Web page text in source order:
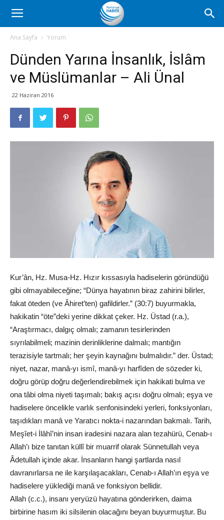
Romanya
Haber
Ana Sayfa Yorum
Dünden Yarına İnsanlık, İslâm
ve Müslümanlar – Ali Ünal
22 Haziran 2016
Kur’ân, Hz. Musa-Hz. Hızır kıssasıyla hadiselerin göründüğü
gibi olmayabileceğine; “Dünya hayatının biraz zahirini bilirler,
fakat öteden (ve Âhiret’ten) gafildirler.” (30:7) buyurmakla,
hakikatin “öte”deki yerine dikkat çeker. Hz. Üstad (r.a.),
“Araştırmacı, dalgıç olmalı; zamanın tesirlerinden
sıyrılabilmeli; mazinin derinliklerine dalmalı; mantığın
terazisiyle tartmalı; her şeyin kaynağını bulmalıdır.” der. Üstad;
niyet, nazar, manâ-yı ismî, manâ-yı harfîden de sözeder ki,
doğru görüp doğru değerlendirebilmek için hakikati bulma ve
ona tâbi olma niyeti taşımalı; bakış açısı doğru olmalı; eşya ve
hadiselere öncelikle varlık senfonisindeki yerleri, fonksiyonları,
taşıdıkları manâ ve Yaratıcı nokta-i nazarından bakmalı. Tarih,
Meşîet-i İlâhî’nin insan iradesini nazara alan tezahürü, Cenab-ı
Allah’ı bize tanıtan küllî bir muarrif olarak Sünnetullah veya
Âdetullah içinde akar. İnsanların hangi şartlarda nasıl
davranırlarsa ne ile karşılaşacakları, Cenab-ı Allah’ın eşya ve
hadiselere yüklediği manâ ve fonksiyon bellidir.
Allah (c.c.), insanı yeryüzü hayatına gönderirken, daima
birbirine hasım iki silsilenin olacağını beyan buyurmuştur. Bu